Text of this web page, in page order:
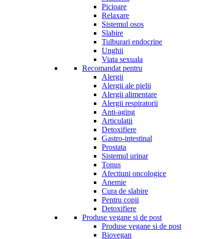
Picioare
Relaxare
Sistemul osos
Slabire
Tulburari endocrine
Unghii
Viata sexuala
Recomandat pentru
Alergii
Alergii ale pielii
Alergii alimentare
Alergii respiratorii
Anti-aging
Articulatii
Detoxifiere
Gastro-intestinal
Prostata
Sistemul urinar
Tonus
Afectiuni oncologice
Anemie
Cura de slabire
Pentru copii
Detoxifiere
Produse vegane si de post
Produse vegane si de post
Biovegan